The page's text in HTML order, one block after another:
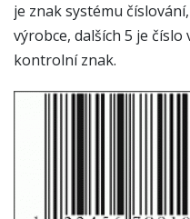
je znak systému
výrobce, dalších 5 je
kontrolní znak.